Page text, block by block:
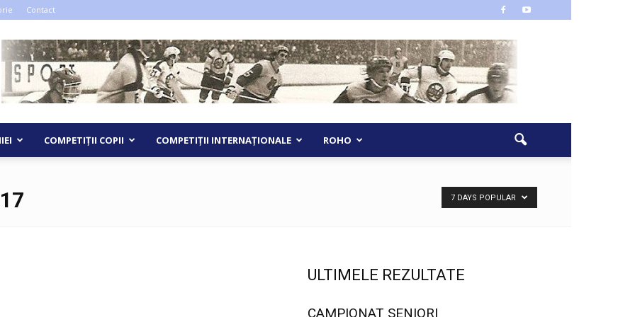
Contact
COMPETIȚII COPII COMPETIȚII INTERNAȚIONALE ROHO
7 DAYS POPULAR
ULTIMELE REZULTATE
CAMPIONAT SENIORI